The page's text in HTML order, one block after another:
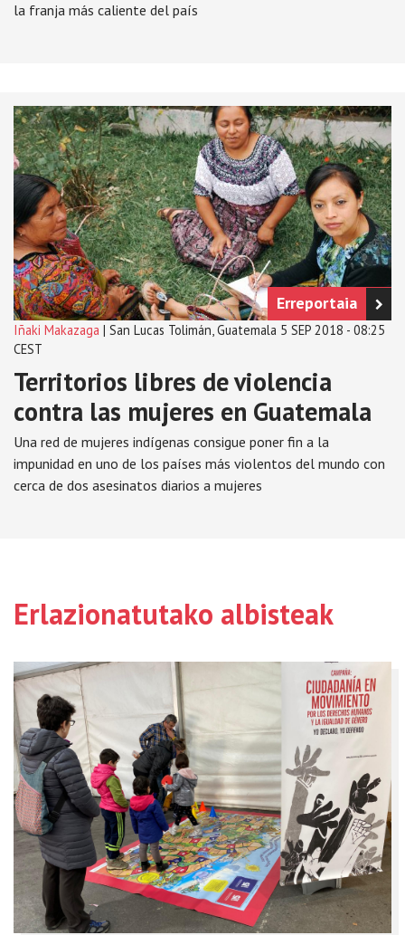
la franja más caliente del país
Erreportaia
Iñaki Makazaga | San Lucas Tolimán, Guatemala 5 SEP 2018 - 08:25
CEST
Territorios libres de violencia
contra las mujeres en Guatemala
Una red de mujeres indígenas consigue poner fin a la
impunidad en uno de los países más violentos del mundo con
cerca de dos asesinatos diarios a mujeres
Erlazionatutako albisteak